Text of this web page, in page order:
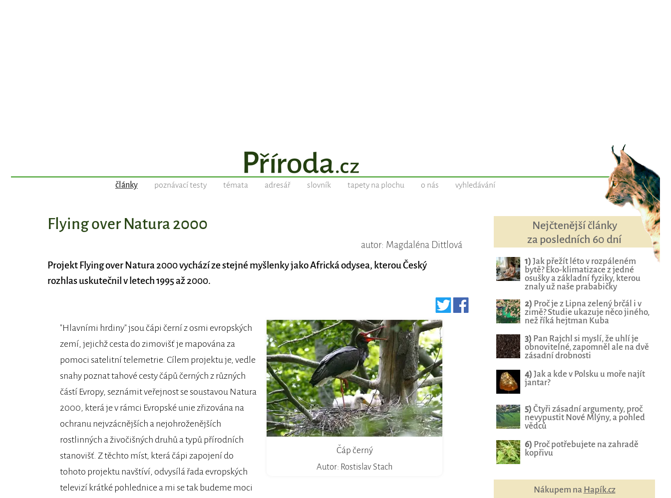
články poznávací testy témata adresář slovník tapety na plochu o nás vyhledávání
Flying over Natura 2000
autor: Magdaléna Dittlová
Projekt Flying over Natura 2000 vychází ze stejné myšlenky jako Africká odysea, kterou Český
rozhlas uskutečnil v letech 1995 až 2000.
Čáp černý
Autor: Rostislav Stach
"Hlavními hrdiny" jsou čápi černí z osmi evropských
zemí, jejichž cesta do zimovišť je mapována za
pomoci satelitní telemetrie. Cílem projektu je, vedle
snahy poznat tahové cesty čápů černých z různých
částí Evropy, seznámit veřejnost se soustavou Natura
2000, která je v rámci Evropské unie zřizována na
ochranu nejvzácnějších a nejohroženějších
rostlinných a živočišných druhů a typů přírodních
stanovišť. Z těchto míst, která čápi zapojení do
tohoto projektu navštíví, odvysílá řada evropských
televizí krátké pohlednice a mi se tak budeme moci
Nejčtenější články
za posledních 60 dní
1) Jak přežít léto v rozpáleném
bytě? Eko-klimatizace z jedné
osušky a základní fyziky, kterou
znaly už naše prababičky
2) Proč je z Lipna zelený brčál i v
zimě? Studie ukazuje něco jiného,
než říká hejtman Kuba
3) Pan Rajchl si myslí, že uhlí je
obnovitelné, zapomněl ale na dvě
zásadní drobnosti
4) Jak a kde v Polsku u moře najít
jantar?
5) Čtyři zásadní argumenty, proč
nevypustit Nové Mlýny, a pohled
vědců
6) Proč potřebujete na zahradě
kopřivu
Nákupem na Hapík.cz